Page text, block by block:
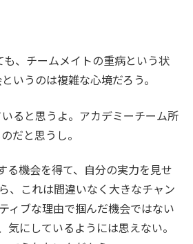
も、チームメイトの重病という状
いうのは複雑な心境だろう。
ると思うよ。アカデミーチーム所
だと思うし。
る機会を得て、自分の実力を見せ
、これは間違いなく大きなチャン
ィブな理由で掴んだ機会ではない
気にしているようには思えない。